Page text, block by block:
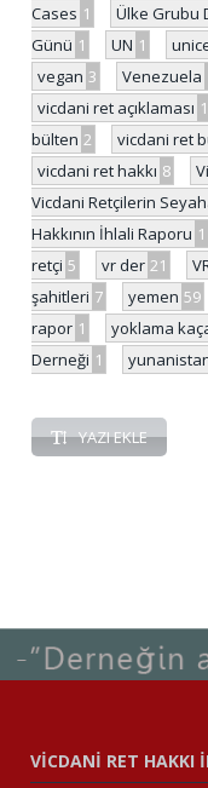
Cases 1 Ülke Grubu
Günü 1 UN 1
vegan 3 Venezuela
vicdani ret açıklaması 1
bülten 2 vicdani ret
vicdani ret hakkı 8
Vicdani Retçilerin
Hakkının İhlali Raporu 1
retçi 5 vr der 21
şahitleri 7 yemen 59
rapor 1 yoklama
Derneği 1
YAZI EKLE
VİCDANİ RET HAKKI